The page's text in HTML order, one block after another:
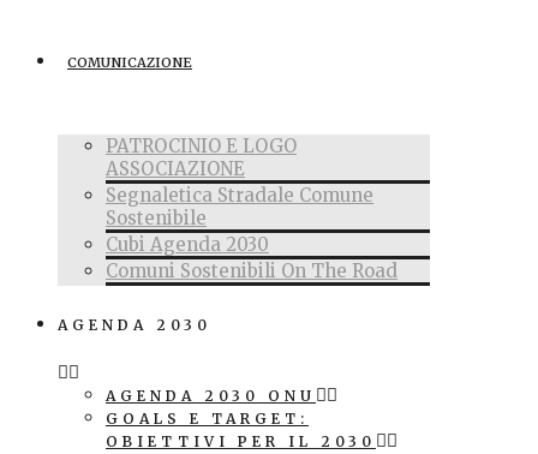
COMUNICAZIONE
PATROCINIO E LOGO
ASSOCIAZIONE
Segnaletica Stradale Comune
Sostenibile
Cubi Agenda 2030
Comuni Sostenibili On The Road
AGENDA 2030
AGENDA 2030 ONU
GOALS E TARGET:
OBIETTIVI PER IL 2030